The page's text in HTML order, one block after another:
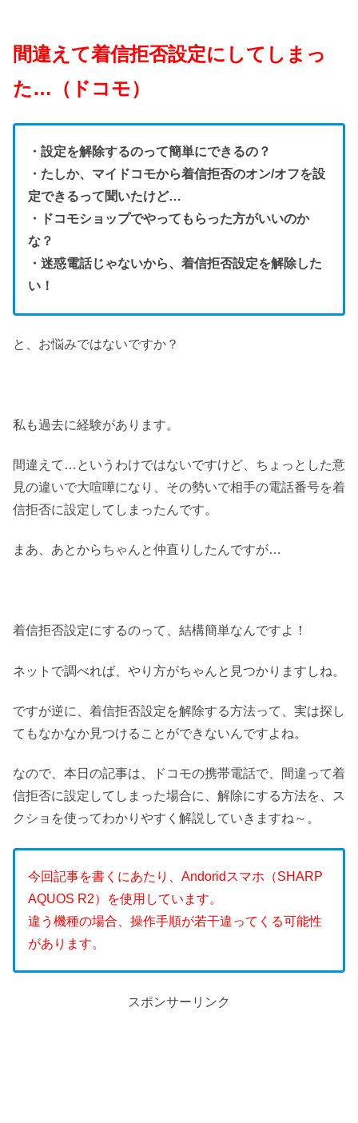
間違えて着信拒否設定にしてしまっ
た…（ドコモ）
・設定を解除するのって簡単にできるの？
・たしか、マイドコモから着信拒否のオン/オフを設
定できるって聞いたけど…
・ドコモショップでやってもらった方がいいのか
な？
・迷惑電話じゃないから、着信拒否設定を解除した
い！
と、お悩みではないですか？
私も過去に経験があります。
間違えて…というわけではないですけど、ちょっとした意
見の違いで大喧嘩になり、その勢いで相手の電話番号を着
信拒否に設定してしまったんです。
まあ、あとからちゃんと仲直りしたんですが…
着信拒否設定にするのって、結構簡単なんですよ！
ネットで調べれば、やり方がちゃんと見つかりますしね。
ですが逆に、着信拒否設定を解除する方法って、実は探し
てもなかなか見つけることができないんですよね。
なので、本日の記事は、ドコモの携帯電話で、間違って着
信拒否に設定してしまった場合に、解除にする方法を、ス
クショを使ってわかりやすく解説していきますね～。
今回記事を書くにあたり、Andoridスマホ（SHARP
AQUOS R2）を使用しています。
違う機種の場合、操作手順が若干違ってくる可能性
があります。
スポンサーリンク